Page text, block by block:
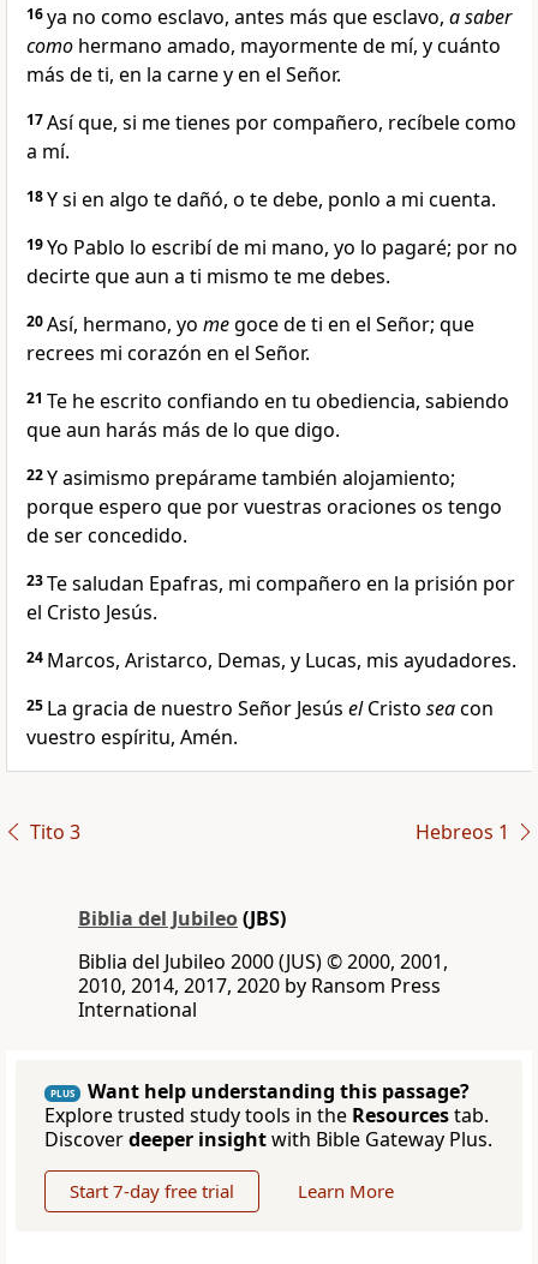
16ya no como esclavo, antes más que esclavo, a saber
como hermano amado, mayormente de mí, y cuánto
más de ti, en la carne y en el Señor.
17Así que, si me tienes por compañero, recíbele como
a mí.
18Y si en algo te dañó, o te debe, ponlo a mi cuenta.
19Yo Pablo lo escribí de mi mano, yo lo pagaré; por no
decirte que aun a ti mismo te me debes.
20Así, hermano, yo megoce de ti en el Señor; que
recrees mi corazón en el Señor.
21 Te he escrito confiando en tu obediencia, sabiendo
que aun harás más de lo que digo.
22Y asimismo prepárame también alojamiento;
porque espero que por vuestras oraciones os tengo
de ser concedido.
23Te saludan Epafras, mi compañero en la prisión por
el Cristo Jesús.
24 Marcos, Aristarco, Demas, y Lucas, mis ayudadores.
25 La gracia de nuestro Señor Jesús elCristo seacon
vuestro espíritu, Amén.
Tito 3 Hebreos 1
Biblia del Jubileo(JBS)
Biblia del Jubileo 2000 (JUS) © 2000, 2001,
2010, 2014, 2017, 2020 by Ransom Press
International
PLUS
Want help understanding this passage?
Explore trusted study tools in the Resourcestab.
Discoverdeeper insightwith Bible Gateway Plus.
Start 7-day free trial Learn More